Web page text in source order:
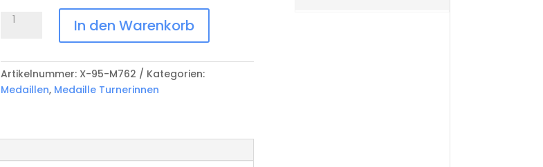
Medaille
95-
M762
In den Warenkorb
Artikelnummer: X-95-M762
Kategorien:
Medaillen, Medaille Turnerinnen